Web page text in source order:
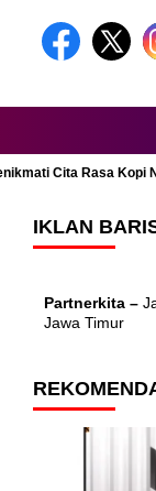
Cita Rasa Kopi
IKLAN
Partnerkita –
Jawa Timur